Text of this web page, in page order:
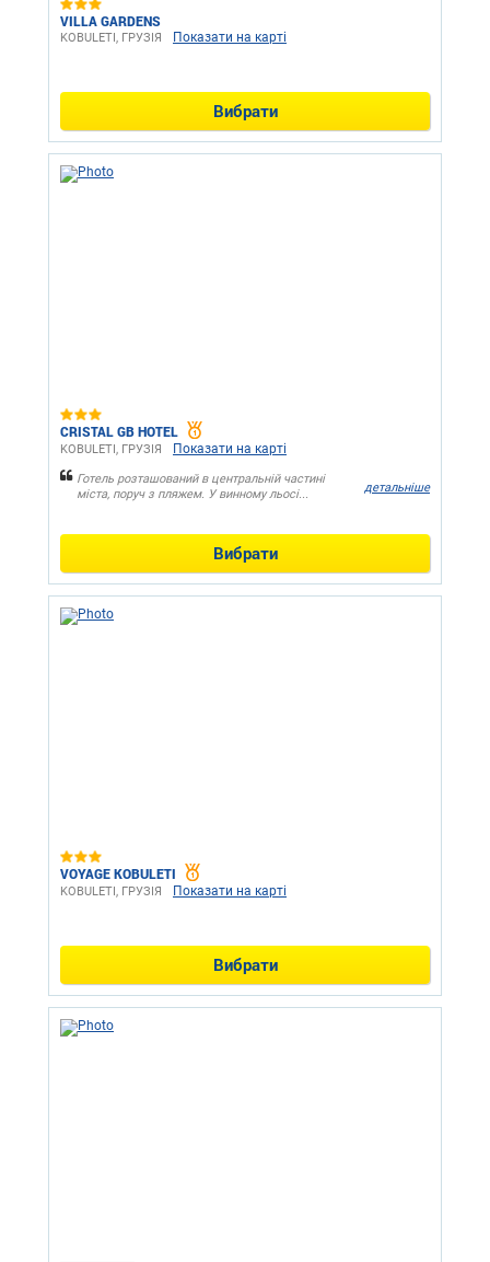
VILLA GARDENS
KOBULETI, ГРУЗІЯ Показати на карті
Вибрати
CRISTAL GB HOTEL
KOBULETI, ГРУЗІЯ Показати на карті
Готель розташований в центральній частині
міста, поруч з пляжем. У винному льосі...
детальніше
Вибрати
VOYAGE KOBULETI
KOBULETI, ГРУЗІЯ Показати на карті
Вибрати